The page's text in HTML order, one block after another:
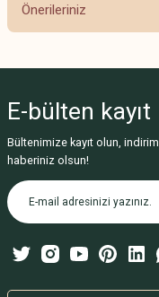
Önerileriniz
Görüş ve önerileriniz için
Ürün resmi kalitesiz,
Ürün açıklamasında
Ürün bilgilerinde
Bu ürüne benzer farklı
E-bülten kayıt
Bültenimize kayıt olun,
haberiniz olsun!